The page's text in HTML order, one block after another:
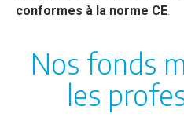
conformes à la norme CE.
Nos fonds
les